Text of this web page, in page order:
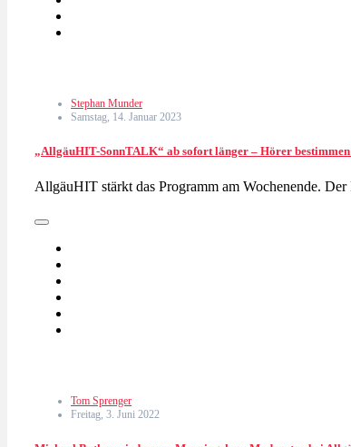
Stephan Munder
Samstag, 14. Januar 2023
„AllgäuHIT-SonnTALK“ ab sofort länger – Hörer
AllgäuHIT stärkt das Programm am Wochenende.
Tom Sprenger
Freitag, 3. Juni 2022